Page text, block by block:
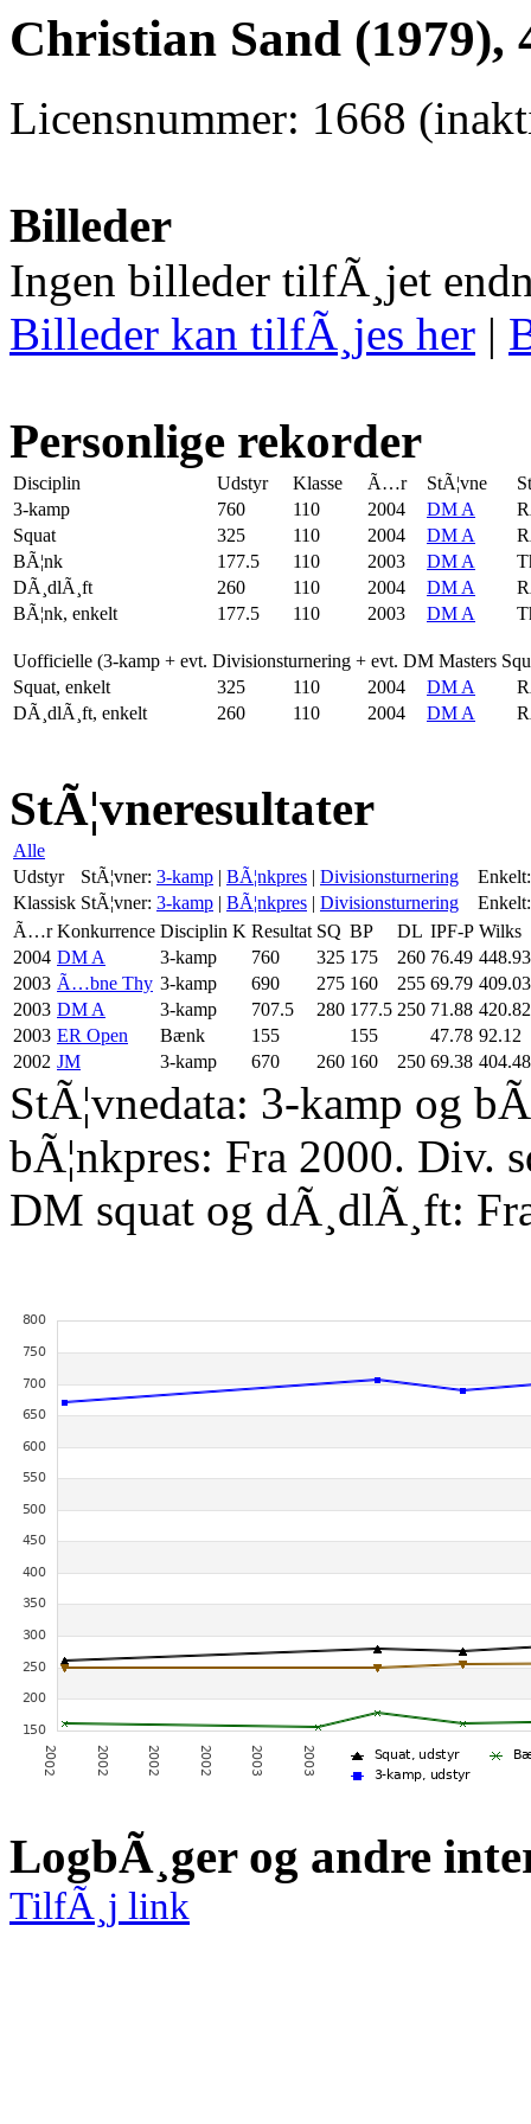
Christian Sand (1979),
Licensnummer: 1668
Billeder
Ingen billeder tilfÃ¸jet
Billeder kan tilfÃ¸jes her |
Personlige rekorder
Disciplin Udstyr Klasse Ã…r StÃ¦vne
3-kamp
760 110 2004 DM A
Squat
325 110 2004 DM A
BÃ¦nk
177.5 110 2003 DM A
DÃ¸dlÃ¸ft
260 110 2004 DM A
BÃ¦nk, enkelt
177.5 110 2003 DM A
Uofficielle (3-kamp + evt. Divisionsturnering + evt. DM Masters
Squat, enkelt
325 110 2004 DM A
DÃ¸dlÃ¸ft, enkelt
260 110 2004 DM A
StÃ¦vneresultater
Alle
Udstyr
StÃ¦vner: 3-kamp | BÃ¦nkpres | Divisionsturnering
Enkelt:
Klassisk StÃ¦vner: 3-kamp | BÃ¦nkpres | Divisionsturnering
Enkelt:
Ã…r Konkurrence Disciplin K Resultat SQ BP DL IPF-P Wilks
2004 DM A 3-kamp 760 325 175 260 76.49 448.93
2003 Ã…bne Thy 3-kamp 690 275 160 255 69.79 409.03
2003 DM A 3-kamp 707.5 280 177.5 250 71.88 420.82
2003 ER Open Bænk 155 155 47.78 92.12
2002 JM 3-kamp 670 260 160 250 69.38 404.48
StÃ¦vnedata: 3-kamp og
bÃ¦nkpres: Fra 2000. Div.
DM squat og dÃ¸dlÃ¸ft:
LogbÃ¸ger og andre
TilfÃ¸j link